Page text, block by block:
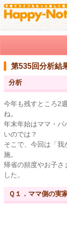
第535回分析結
分析
今年も残すところ2
ね。
年末年始はママ・パ
いのでは？
そこで、今回は「
施。
帰省の頻度やお子さ
した。
Ｑ１．ママ側の実